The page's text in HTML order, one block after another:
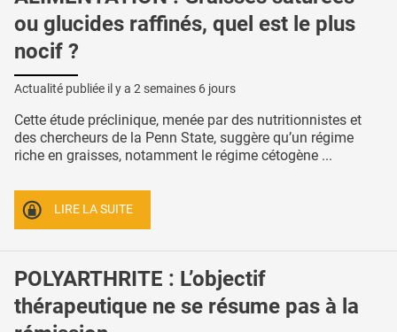
ou glucides raffinés, quel est le plus
nocif ?
Actualité publiée il y a 2 semaines 6 jours
Cette étude préclinique, menée par des nutritionnistes et
des chercheurs de la Penn State, suggère qu’un régime
riche en graisses, notamment le régime cétogène ...
LIRE LA SUITE
POLYARTHRITE : L’objectif
thérapeutique ne se résume pas à la